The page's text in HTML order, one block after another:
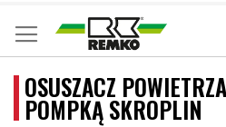
Przejdź
do
treści
OSUSZACZ
POMPKĄ SKROPLIN